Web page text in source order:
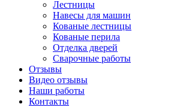
Лестницы
Навесы для машин
Кованые лестницы
Кованые перила
Отделка дверей
Сварочные работы
Отзывы
Видео отзывы
Наши работы
Контакты